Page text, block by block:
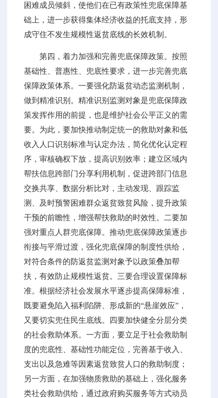
困难成员倾斜，使他们在已有政策性兜底保障基
础上，进一步获得集体经济收益的托底支持，形
成守住不发生规模性返贫底线的长效机制。
第四，着力加强和完善兜底保障政策。按照
基础性、普惠性、兜底性要求，进一步完善兜底
保障政策体系。一要强化防返贫动态监测机制，
做到精准识别。精准识别监测对象是兜底保障政
策发挥作用的前提，也是维护社会公平正义的需
要。为此，要加快推动制定统一的救助对象和低
收入人口识别标准与认定办法，简化优化认定程
序，审核确权下放，提高识别效率；建立区域内
帮扶信息跨部门分享利用机制，促进跨部门信息
交换共享、数据分析比对，主动发现、跟踪监
测、及时预警困难群众返贫致贫风险，提升政策
干预的前瞻性，增强帮扶救助的时效性。二要加
强对重点人群兜底保障。推动兜底保障政策逐步
衔接与平滑过渡，强化兜底保障的制度性供给，
对符合条件的防返贫监测对象予以政策叠加帮
扶，有效防止规模性返贫。三要合理设置保障标
准。根据经济社会发展水平逐步提高保障标准，
既要避免陷入福利陷阱、形成新的“悬崖效应”，
又要切实兜住民生底线。四要加快健全分层分类
的社会救助体系。一方面，要立足于社会救助制
度的兜底性、基础性功能定位，完善基于收入、
支出以及急难等因素返贫致贫人口的救助制度；
另一方面，在加强物质救助的基础上，强化服务
类社会救助供给，通过政府购买服务等方式动员